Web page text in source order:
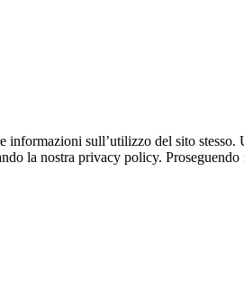
sull’utilizzo del sito
la nostra privacy policy.